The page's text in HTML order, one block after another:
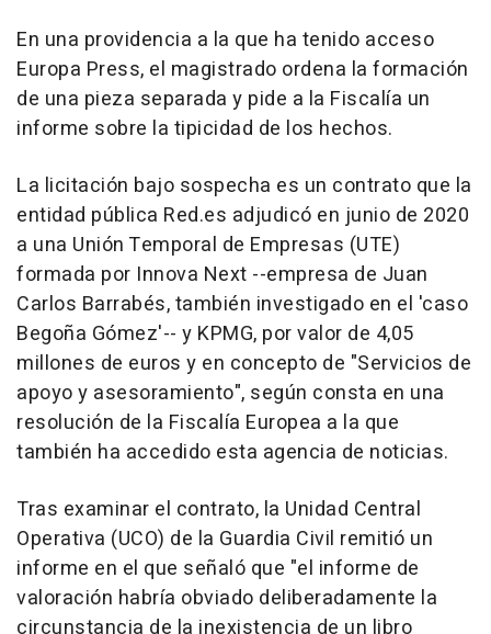
En una providencia a la que ha tenido acceso
Europa Press, el magistrado ordena la formación
de una pieza separada y pide a la Fiscalía un
informe sobre la tipicidad de los hechos.
La licitación bajo sospecha es un contrato que la
entidad pública Red.es adjudicó en junio de 2020
a una Unión Temporal de Empresas (UTE)
formada por Innova Next --empresa de Juan
Carlos Barrabés, también investigado en el 'caso
Begoña Gómez'-- y KPMG, por valor de 4,05
millones de euros y en concepto de "Servicios de
apoyo y asesoramiento", según consta en una
resolución de la Fiscalía Europea a la que
también ha accedido esta agencia de noticias.
Tras examinar el contrato, la Unidad Central
Operativa (UCO) de la Guardia Civil remitió un
informe en el que señaló que "el informe de
valoración habría obviado deliberadamente la